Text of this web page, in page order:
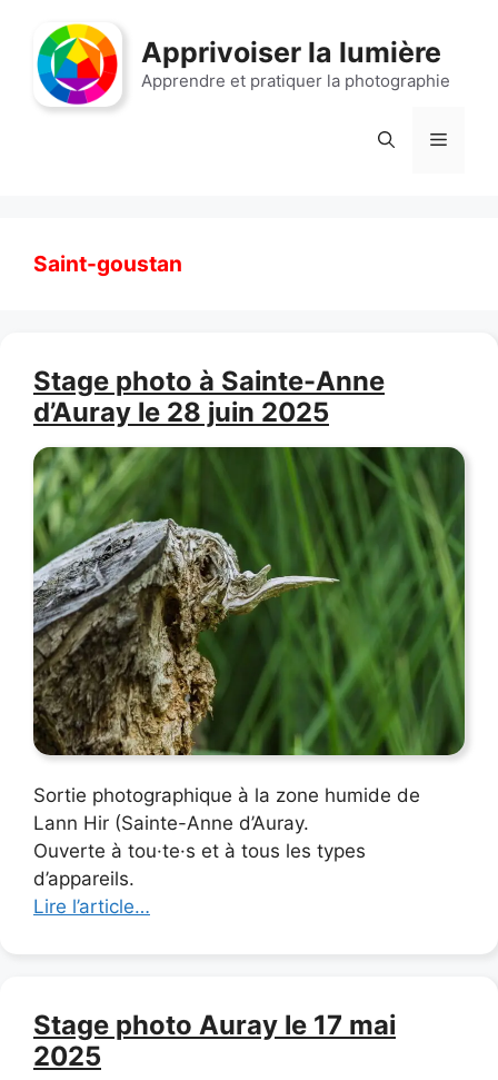
contenu
Apprivoiser la lumière
Apprendre et pratiquer la photographie
Menu
Saint-goustan
Stage photo à Sainte-Anne
d’Auray le 28 juin 2025
Sortie photographique à la zone humide de
Lann Hir (Sainte-Anne d’Auray.
Ouverte à tou·te·s et à tous les types
d’appareils.
Lire l’article…
Stage photo Auray le 17 mai
2025